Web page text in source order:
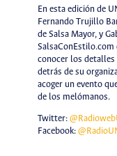
En esta edición de
Fernando Trujillo
de Salsa Mayor, y
SalsaConEstilo.com
conocer los detalles
detrás de su
acoger un evento
de los melómanos.
Twitter:
Facebook: